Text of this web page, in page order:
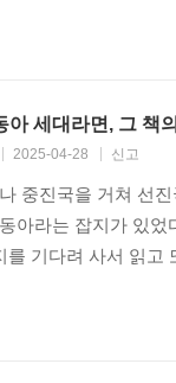
아 세대라면, 그 책
2025-04-28 신고
중진국을 거쳐 선
아라는 잡지가 있
를 기다려 사서 읽